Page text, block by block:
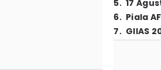
5. 17
6. Piala
7. GIIAS